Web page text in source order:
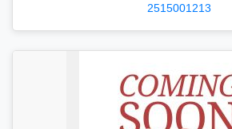
2515001213